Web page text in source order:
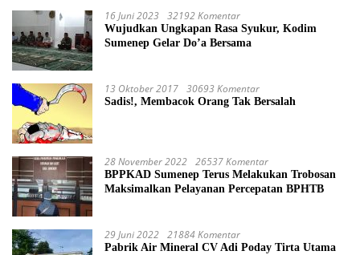
16 Juni 2023 32192 Komentar
Wujudkan Ungkapan Rasa Syukur, Kodim
Sumenep Gelar Do’a Bersama
13 Oktober 2017 30693 Komentar
Sadis!, Membacok Orang Tak Bersalah
28 November 2022 26537 Komentar
BPPKAD Sumenep Terus Melakukan Trobosan
Maksimalkan Pelayanan Percepatan BPHTB
29 Juni 2022 21884 Komentar
Pabrik Air Mineral CV Adi Poday Tirta Utama